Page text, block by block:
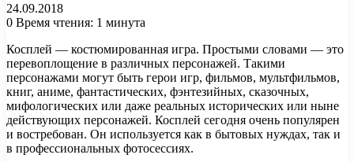
24.09.2018
0 Время чтения: 1 минута
Косплей — костюмированная игра. Простыми словами — это
перевоплощение в различных персонажей. Такими
персонажами могут быть герои игр, фильмов, мультфильмов,
книг, аниме, фантастических, фэнтезийных, сказочных,
мифологических или даже реальных исторических или ныне
действующих персонажей. Косплей сегодня очень популярен
и востребован. Он используется как в бытовых нуждах, так и
в профессиональных фотосессиях.